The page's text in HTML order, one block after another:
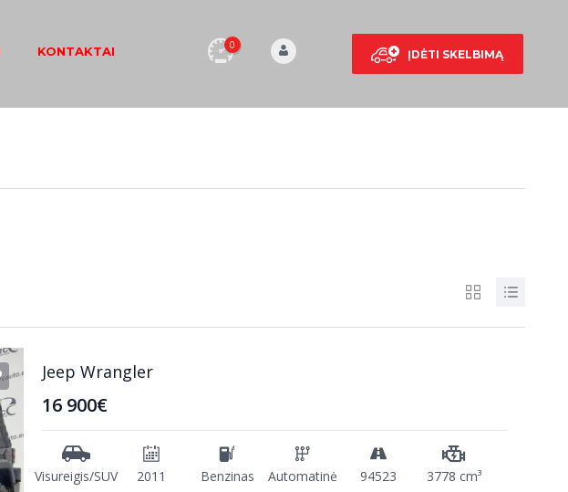
ĮDĖTI SKELBIMĄ
0
KONTAKTAI
Jeep Wrangler
16 900€
Visureigis/SUV 2011 Benzinas Automatinė 94523 3778 cm³